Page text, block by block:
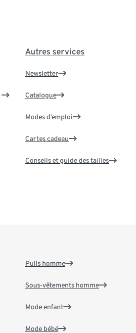
Autres services
Newsletter
Catalogue
Modes d’emploi
Cartes cadeau
Conseils et guide des tailles
Pulls homme
Sous-vêtements homme
Mode enfant
Mode bébé